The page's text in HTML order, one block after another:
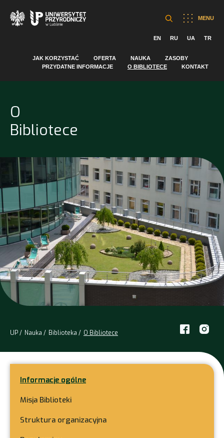
MENU
EN RU UA TR
JAK KORZYSTAĆ OFERTA NAUKA
ZASOBY
PRZYDATNE INFORMACJE
O BIBLIOTECE KONTAKT
O
Bibliotece
UP Nauka Biblioteka O Bibliotece
Informacje ogólne
Misja Biblioteki
Struktura organizacyjna